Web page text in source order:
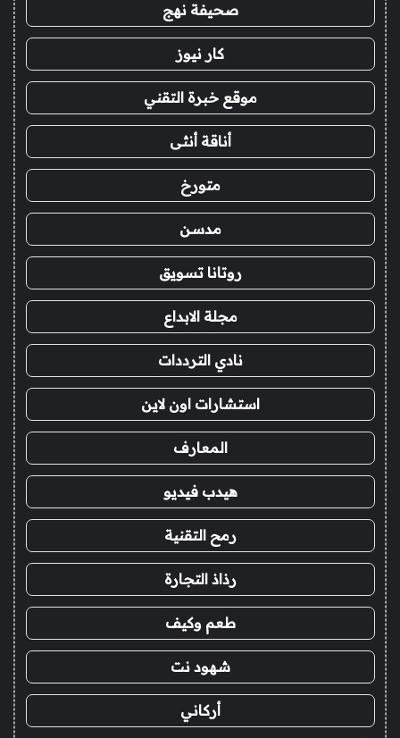
صحيفة نهج
كار نيوز
موقع خبرة التقني
أناقة أنثى
متورخ
مدسن
روتانا تسويق
مجلة الابداع
نادي الترددات
استشارات اون لاين
المعارف
هيدب فيديو
رمح التقنية
رذاذ التجارة
طعم وكيف
شهود نت
أركاني